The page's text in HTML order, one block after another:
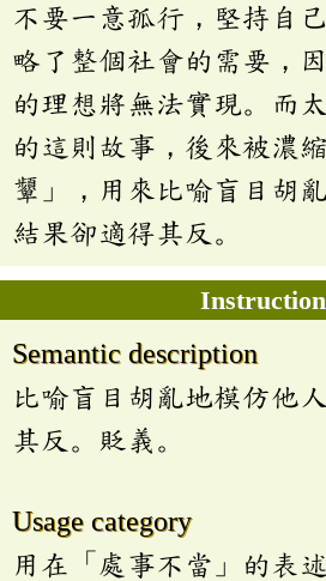
不要一意孤行，堅持自
略了整個社會的需要，
的理想將無法實現。而
的這則故事，後來被濃
顰」，用來比喻盲目胡
結果卻適得其反。
Semantic description
比喻盲目胡亂地模仿他
其反。貶義。
Usage category
用在「處事不當」的表述